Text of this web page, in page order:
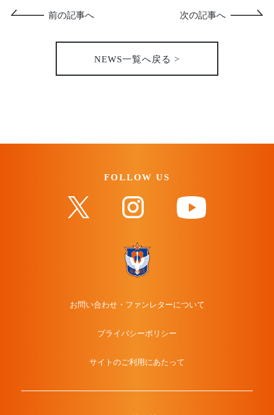
NEWS一覧へ戻る >
前の記事へ 次の記事へ
FOLLOW US
お問い合わせ・ファンレターについて
プライバシーポリシー
サイトのご利用にあたって